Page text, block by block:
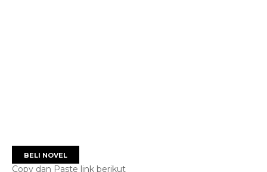
BELI NOVEL
Copy dan Paste link berikut